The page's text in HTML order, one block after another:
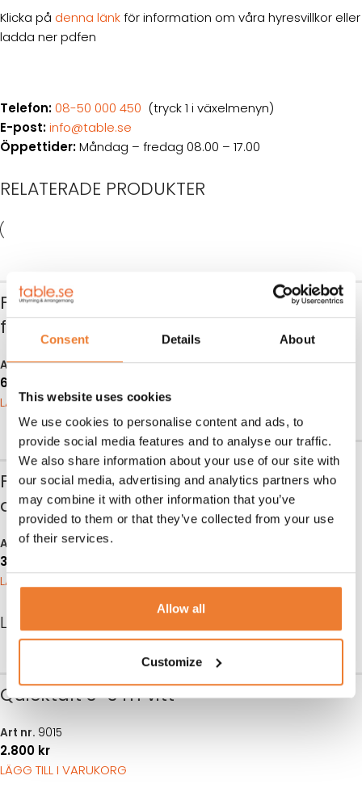
Consent Details About
This website uses cookies
We use cookies to personalise content and ads, to
provide social media features and to analyse our traffic.
We also share information about your use of our site with
our social media, advertising and analytics partners who
may combine it with other information that you’ve
provided to them or that they’ve collected from your use
of their services.
Allow all
Customize
Klicka på denna länkför information om våra hyresvillkor eller
ladda ner pdfen
Telefon:08-50 000 450 (tryck 1 i växelmenyn)
E-post:info@table.se
Öppettider:Måndag – fredag 08.00 – 17.00
RELATERADE PRODUKTER
Fällbord 183×76 cm
för 6 pers
Art nr.1062
60
LÄGG TILL I VARUKORG
Plastgolv till tält
Art nr.
80kr
Fällbar stol med
dyna vit
Art nr.2104
35
LÄGG TILL I VARUKORG
Tältvikt 10 kg
Art nr.9810
100kr
LIKNANDE PRODUKTER
Quicktält 3×3 m vitt
Art nr. 9015
2.800 kr
LÄGG TILL I VARUKORG